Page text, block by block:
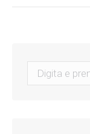
Search: